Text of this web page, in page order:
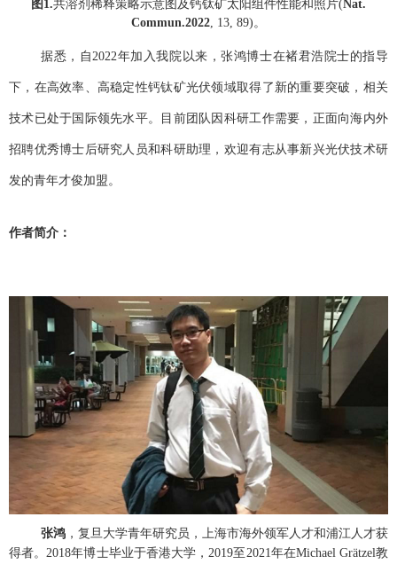
图 1.共溶剂稀释策略示意图及钙钛矿太阳组件性能和照片(Nat.
Commun.2022 , 13, 89) 。
据悉，自2022年加入我院以来，张鸿博士在褚君浩院士的指导
下，在高效率、高稳定性钙钛矿光伏领域取得了新的重要突破，相关
技术已处于国际领先水平。目前团队因科研工作需要，正面向海内外
招聘优秀博士后研究人员和科研助理，欢迎有志从事新兴光伏技术研
发的青年才俊加盟。
作者简介：
张鸿 ，复旦大学青年研究员，上海市海外领军人才和浦江人才获
得者。2018年博士毕业于香港大学，2019至2021年在Michael Grätzel教